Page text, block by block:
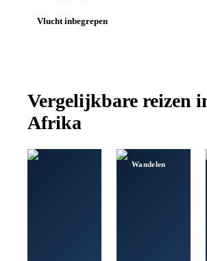
Vlucht inbegrepen
Vergelijkbare reizen
Afrika
Wandelen